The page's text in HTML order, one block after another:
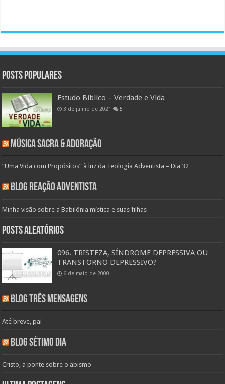
Posts populares
Estudo Bíblico – Verdade e Vida
3 de junho de 2021 5
Música Sacra & Adoração
“Uma Vida com Propósitos” à luz da Teologia Adventista – Dia 32
Blog Reação Adventista
Minha visão sobre a Babilônia mística e suas filhas
Posts aleatórios
096. TRISTEZA, SÍNDROME DEPRESSIVA OU
TRANSTORNO DEPRESSIVO?
6 de maio de 2000
Blog Três Mensagens
Até breve, pai
Blog Sétimo Dia
Cristo, a ponte sobre o abismo